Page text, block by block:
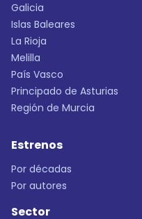
Galicia
Islas Baleares
La Rioja
Melilla
País Vasco
Principado de Asturias
Región de Murcia
Estrenos
Por décadas
Por autores
Sector